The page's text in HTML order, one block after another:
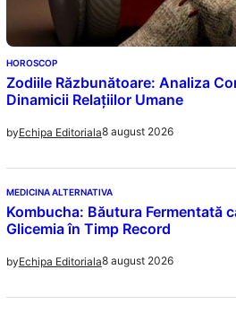
HOROSCOP
Zodiile Răzbunătoare: Analiza
Dinamicii Relațiilor Umane
byEchipa Editoriala8 august 2026
MEDICINA ALTERNATIVA
Kombucha: Băutura Fermentată
Glicemia în Timp Record
byEchipa Editoriala8 august 2026